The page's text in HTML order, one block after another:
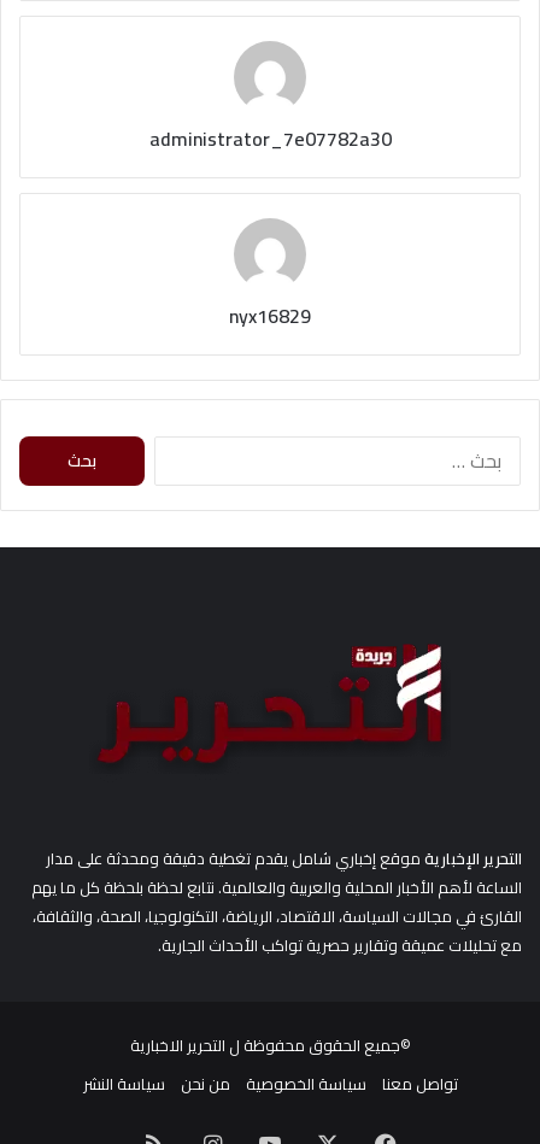
administrator_7e07782a30
nyx16829
ث
التحرير الإخباريةموقع إخباري شامل يقدم تغطية دقيقة ومحدثة على مدار
الساعة لأهم الأخبار المحلية والعربية والعالمية. نتابع لحظة بلحظة كل ما يهم
القارئ في مجالات السياسة، الاقتصاد، الرياضة، التكنولوجيا، الصحة، والثقافة،
مع تحليلات عميقة وتقارير حصرية تواكب الأحداث الجارية.
©جميع الحقوق محفوظة ل التحرير الاخبارية
تواصل معنا
سياسة الخصوصية من نحن سياسة النشر